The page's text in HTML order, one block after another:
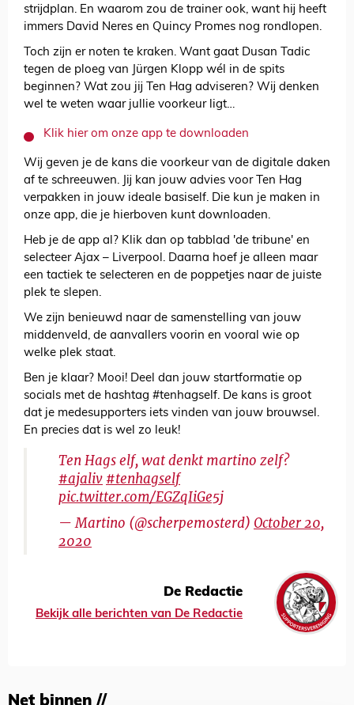
strijdplan. En waarom zou de trainer ook, want hij heeft
immers David Neres en Quincy Promes nog rondlopen.
Toch zijn er noten te kraken. Want gaat Dusan Tadic
tegen de ploeg van Jürgen Klopp wél in de spits
beginnen? Wat zou jij Ten Hag adviseren? Wij denken
wel te weten waar jullie voorkeur ligt…
Klik hier om onze app te downloaden
Wij geven je de kans die voorkeur van de digitale daken
af te schreeuwen. Jij kan jouw advies voor Ten Hag
verpakken in jouw ideale basiself. Die kun je maken in
onze app, die je hierboven kunt downloaden.
Heb je de app al? Klik dan op tabblad 'de tribune' en
selecteer Ajax – Liverpool. Daarna hoef je alleen maar
een tactiek te selecteren en de poppetjes naar de juiste
plek te slepen.
We zijn benieuwd naar de samenstelling van jouw
middenveld, de aanvallers voorin en vooral wie op
welke plek staat.
Ben je klaar? Mooi! Deel dan jouw startformatie op
socials met de hashtag #tenhagself. De kans is groot
dat je medesupporters iets vinden van jouw brouwsel.
En precies dat is wel zo leuk!
Ten Hags elf, wat denkt martino zelf?
#ajaliv #tenhagself
pic.twitter.com/EGZqIiGe5j
— Martino (@scherpemosterd) October 20,
2020
De Redactie
Bekijk alle berichten van De Redactie